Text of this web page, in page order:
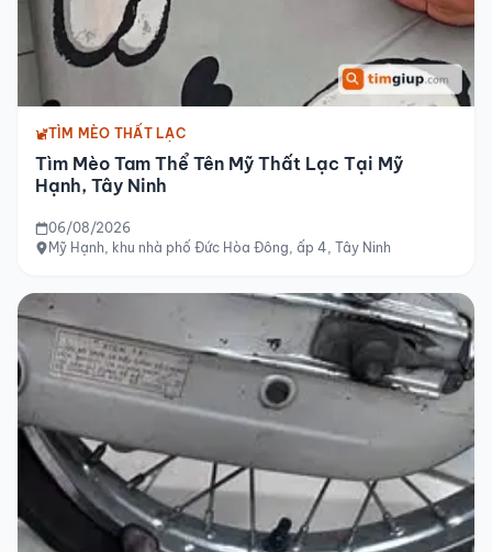
TÌM MÈO THẤT LẠC
Tìm Mèo Tam Thể Tên Mỹ Thất Lạc Tại Mỹ
Hạnh, Tây Ninh
06/08/2026
Mỹ Hạnh, khu nhà phố Đức Hòa Đông, ấp 4, Tây Ninh